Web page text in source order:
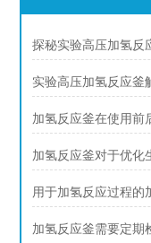
探秘实验高压加氢反
实验高压加氢反应釜
加氢反应釜在使用前
加氢反应釜对于优化
用于加氢反应过程的
加氢反应釜需要定期